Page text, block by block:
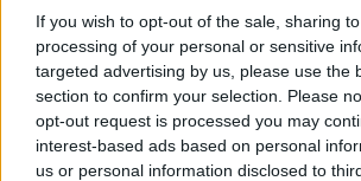
If you wish to opt-out of the sale, sharing
processing of your personal or sensitive
targeted advertising by us, please use the
section to confirm your selection. Please
opt-out request is processed you may
interest-based ads based on personal
us or personal information disclosed to
περισπασμών, η αυτοπειθαρχία είναι το
την προσωπική ανάπτυξη και την
στόχου.